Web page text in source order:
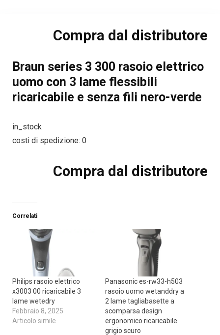
Compra dal distributore
Braun series 3 300 rasoio elettrico
uomo con 3 lame flessibili
ricaricabile e senza fili nero-verde
in_stock
costi di spedizione: 0
Compra dal distributore
Correlati
Philips rasoio elettrico
x3003 00 ricaricabile 3
lame wetedry
Febbraio 8, 2025
Articolo simile
Panasonic es-rw33-h503
rasoio uomo wetanddry a
2 lame tagliabasette a
scomparsa design
ergonomico ricaricabile
grigio scuro